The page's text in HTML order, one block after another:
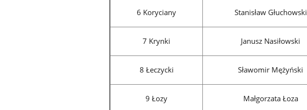
6 Koryciany Stanisław Głuchowski
7 Krynki Janusz Nasiłowski
8 Łeczycki Sławomir Mężyński
9 Łozy Małgorzata Łoza